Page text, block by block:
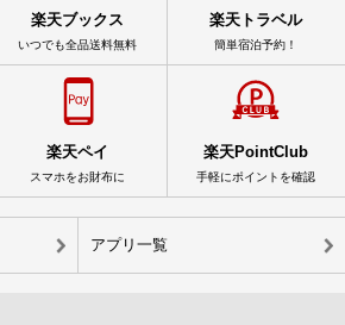
楽天ブックス
いつでも全品送料無料
楽天トラベル
簡単宿泊予約！
楽天ペイ
スマホをお財布に
楽天PointClub
手軽にポイントを確認
アプリ一覧